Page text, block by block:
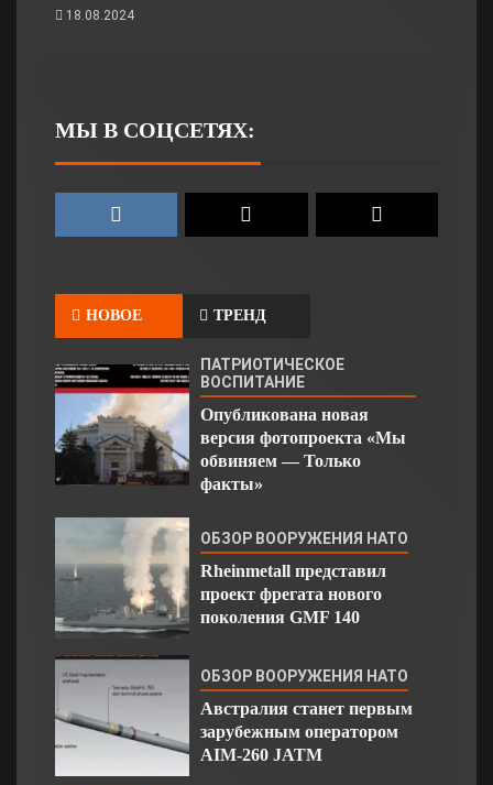
18.08.2024
МЫ В СОЦСЕТЯХ:
НОВОЕ ТРЕНД
ПАТРИОТИЧЕСКОЕ
ВОСПИТАНИЕ
Опубликована новая
версия фотопроекта «Мы
обвиняем — Только
факты»
ОБЗОР ВООРУЖЕНИЯ НАТО
Rheinmetall представил
проект фрегата нового
поколения GMF 140
ОБЗОР ВООРУЖЕНИЯ НАТО
Австралия станет первым
зарубежным оператором
AIM-260 JATM